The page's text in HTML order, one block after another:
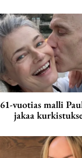
61-vuotias malli
jakaa